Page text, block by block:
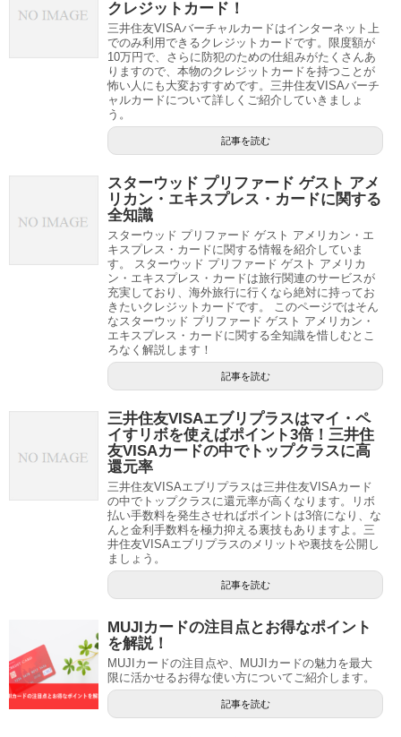
クレジットカード！
三井住友VISAバーチャルカードはインターネット上
でのみ利用できるクレジットカードです。限度額が
10万円で、さらに防犯のための仕組みがたくさんあ
りますので、本物のクレジットカードを持つことが
怖い人にも大変おすすめです。三井住友VISAバーチ
ャルカードについて詳しくご紹介していきましょ
う。
記事を読む
スターウッド プリファード ゲスト アメ
リカン・エキスプレス・カードに関する
全知識
スターウッド プリファード ゲスト アメリカン・エ
キスプレス・カードに関する情報を紹介していま
す。 スターウッド プリファード ゲスト アメリカ
ン・エキスプレス・カードは旅行関連のサービスが
充実しており、海外旅行に行くなら絶対に持ってお
きたいクレジットカードです。 このページではそん
なスターウッド プリファード ゲスト アメリカン・
エキスプレス・カードに関する全知識を惜しむとこ
ろなく解説します！
記事を読む
三井住友VISAエブリプラスはマイ・ペ
イすリボを使えばポイント3倍！三井住
友VISAカードの中でトップクラスに高
還元率
三井住友VISAエブリプラスは三井住友VISAカード
の中でトップクラスに還元率が高くなります。リボ
払い手数料を発生させればポイントは3倍になり、な
んと金利手数料を極力抑える裏技もありますよ。三
井住友VISAエブリプラスのメリットや裏技を公開し
ましょう。
記事を読む
MUJIカードの注目点とお得なポイント
を解説！
MUJIカードの注目点や、MUJIカードの魅力を最大
限に活かせるお得な使い方についてご紹介します。
記事を読む